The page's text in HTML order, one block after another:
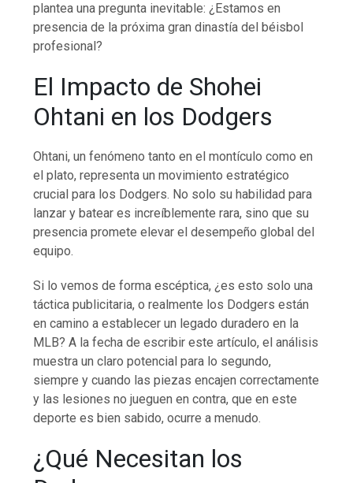
plantea una pregunta inevitable: ¿Estamos en
presencia de la próxima gran dinastía del béisbol
profesional?
El Impacto de Shohei
Ohtani en los Dodgers
Ohtani, un fenómeno tanto en el montículo como en
el plato, representa un movimiento estratégico
crucial para los Dodgers. No solo su habilidad para
lanzar y batear es increíblemente rara, sino que su
presencia promete elevar el desempeño global del
equipo.
Si lo vemos de forma escéptica, ¿es esto solo una
táctica publicitaria, o realmente los Dodgers están
en camino a establecer un legado duradero en la
MLB? A la fecha de escribir este artículo, el análisis
muestra un claro potencial para lo segundo,
siempre y cuando las piezas encajen correctamente
y las lesiones no jueguen en contra, que en este
deporte es bien sabido, ocurre a menudo.
¿Qué Necesitan los